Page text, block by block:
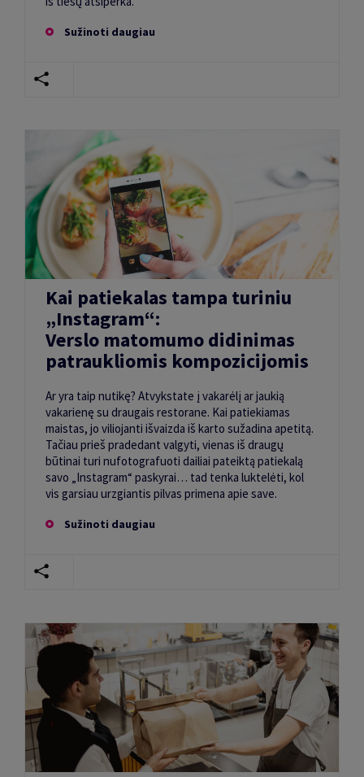
Sužinoti daugiau
Kai patiekalas tampa turiniu
„Instagram“:
Verslo matomumo didinimas
patraukliomis kompozicijomis
Ar yra taip nutikę? Atvykstate į vakarėlį ar jaukią
vakarienę su draugais restorane. Kai patiekiamas
maistas, jo viliojanti išvaizda iš karto sužadina apetitą.
Tačiau prieš pradedant valgyti, vienas iš draugų
būtinai turi nufotografuoti dailiai pateiktą patiekalą
savo „Instagram“ paskyrai… tad tenka luktelėti, kol
vis garsiau urzgiantis pilvas primena apie save.
Sužinoti daugiau